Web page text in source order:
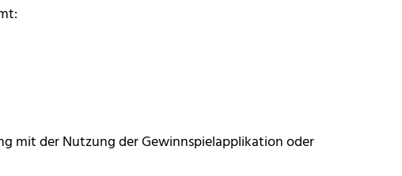
mit der Nutzung der Gewinnspielapplikation oder